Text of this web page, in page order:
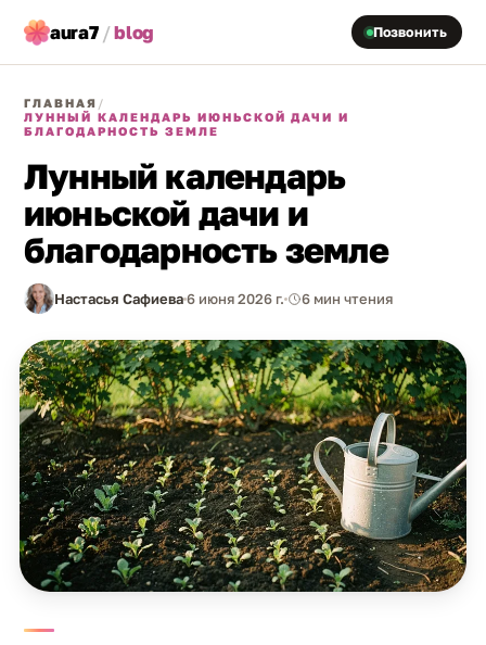
aura7 /blog Позвонить
ГЛАВНАЯ /
ЛУННЫЙ КАЛЕНДАРЬ ИЮНЬСКОЙ ДАЧИ И
БЛАГОДАРНОСТЬ ЗЕМЛЕ
Лунный календарь
июньской дачи и
благодарность земле
Настасья Сафиева6 июня 2026 г. 6 мин чтения